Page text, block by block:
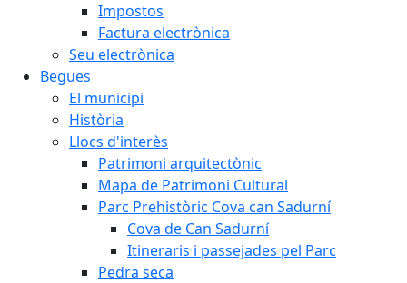
Impostos
Factura electrònica
Seu electrònica
Begues
El municipi
Història
Llocs d'interès
Patrimoni arquitectònic
Mapa de Patrimoni Cultural
Parc Prehistòric Cova can Sadurní
Cova de Can Sadurní
Itineraris i passejades pel Parc
Pedra seca